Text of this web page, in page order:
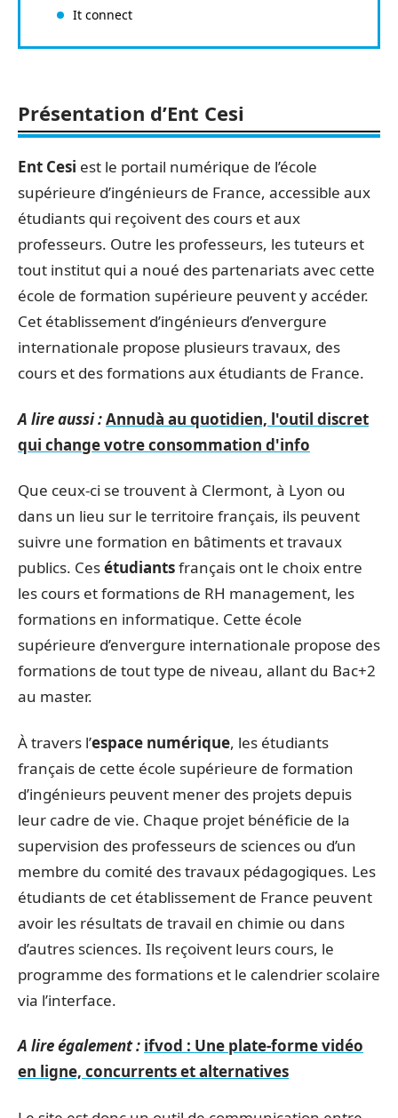
It connect
Présentation d’Ent Cesi
Ent Cesi est le portail numérique de l’école
supérieure d’ingénieurs de France, accessible aux
étudiants qui reçoivent des cours et aux
professeurs. Outre les professeurs, les tuteurs et
tout institut qui a noué des partenariats avec cette
école de formation supérieure peuvent y accéder.
Cet établissement d’ingénieurs d’envergure
internationale propose plusieurs travaux, des
cours et des formations aux étudiants de France.
A lire aussi :Annudà au quotidien, l'outil discret
qui change votre consommation d'info
Que ceux-ci se trouvent à Clermont, à Lyon ou
dans un lieu sur le territoire français, ils peuvent
suivre une formation en bâtiments et travaux
publics. Cesétudiantsfrançais ont le choix entre
les cours et formations de RH management, les
formations en informatique. Cette école
supérieure d’envergure internationale propose des
formations de tout type de niveau, allant du Bac+2
au master.
À travers l’espace numérique, les étudiants
français de cette école supérieure de formation
d’ingénieurs peuvent mener des projets depuis
leur cadre de vie. Chaque projet bénéficie de la
supervision des professeurs de sciences ou d’un
membre du comité des travaux pédagogiques. Les
étudiants de cet établissement de France peuvent
avoir les résultats de travail en chimie ou dans
d’autres sciences. Ils reçoivent leurs cours, le
programme des formations et le calendrier scolaire
via l’interface.
A lire également : ifvod : Une plate-forme vidéo
en ligne, concurrents et alternatives